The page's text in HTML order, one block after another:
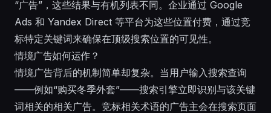
“广告”，这些结果与有机列表不同。企业通过 Google
Ads 和 Yandex Direct 等平台为这些位置付费，通过竞
标特定关键词来确保在顶级搜索位置的可见性。
情境广告如何运作？
情境广告背后的机制简单却复杂。当用户输入搜索查询
——例如“购买冬季外套”——搜索引擎立即识别与该关键
词相关的相关广告。竞标相关术语的广告主会在搜索页面